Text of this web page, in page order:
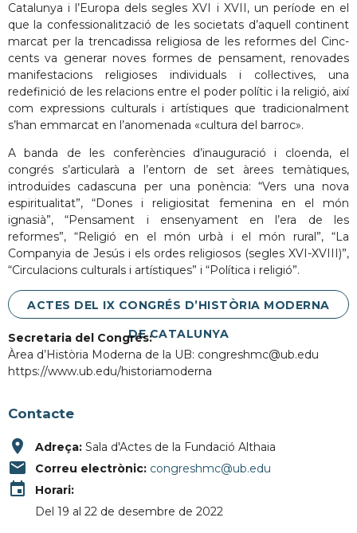
Catalunya i l’Europa dels segles XVI i XVII, un període en el
que la confessionalització de les societats d’aquell continent
marcat per la trencadissa religiosa de les reformes del Cinc-
cents va generar noves formes de pensament, renovades
manifestacions religioses individuals i col·lectives, una
redefinició de les relacions entre el poder polític i la religió, així
com expressions culturals i artístiques que tradicionalment
s’han emmarcat en l’anomenada «cultura del barroc».
A banda de les conferències d’inauguració i cloenda, el
congrés s’articularà a l’entorn de set àrees temàtiques,
introduïdes cadascuna per una ponència: “Vers una nova
espiritualitat”, “Dones i religiositat femenina en el món
ignasià”, “Pensament i ensenyament en l’era de les
reformes”, “Religió en el món urbà i el món rural”, “La
Companyia de Jesús i els ordes religiosos (segles XVI-XVIII)”,
“Circulacions culturals i artístiques” i “Política i religió”.
ACTES DEL IX CONGRÉS D’HISTÒRIA MODERNA
DE CATALUNYA
Secretaria del Congrés:
Àrea d’Història Moderna de la UB: congreshmc@ub.edu
https://www.ub.edu/historiamoderna
Contacte
place Adreça: Sala d'Actes de la Fundació Althaia
email Correu electrònic: congreshmc@ub.edu
event
Horari:
Del 19 al 22 de desembre de 2022